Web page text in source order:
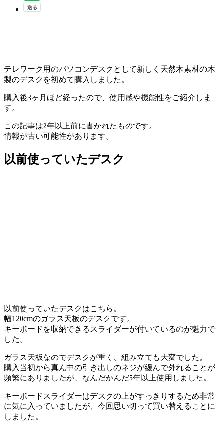
テレワーク用のパソコンデスクとして新しく天然木素材の木
製のデスクを初めて購入しました。
購入後3ヶ月ほど経ったので、使用感や機能性をご紹介しま
す。
この記事は2年以上前に書かれたものです。
情報が古い可能性があります。
以前使っていたデスク
以前使っていたデスクはこちら。
幅120cmのガラス天板のデスクです。
キーボードを収納できるスライダーが付いているのが魅力で
した。
ガラス天板なのでデスクが重く、組み立ても大変でした。
購入当初から真ん中の引き出しのネジが緩んで外れることが
頻繁にありましたが、なんだかんだ5年以上使用しました。
キーボードスライダーはデスクの上がすっきりするため非常
に気に入っていましたが、今回思い切って買い替えることに
しました。